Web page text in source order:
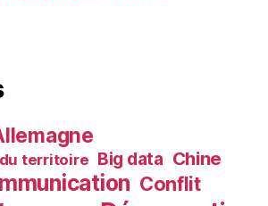
territoire Big data Chine
Conflit